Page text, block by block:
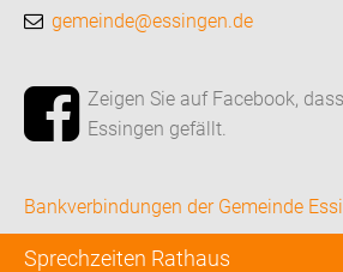
gemeinde@essingen.de
Zeigen Sie auf Facebook,
Essingen gefällt.
Bankverbindungen der Gemeinde
Sprechzeiten Rathaus